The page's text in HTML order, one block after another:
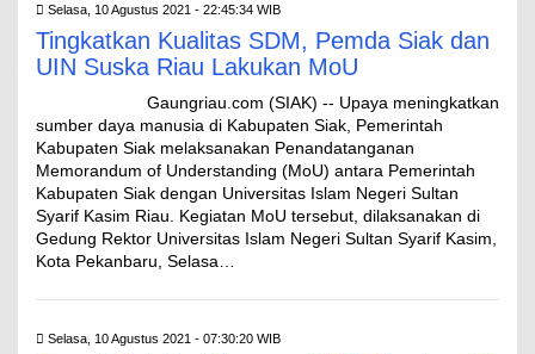
Selasa, 10 Agustus 2021 - 22:45:34 WIB
Tingkatkan Kualitas SDM, Pemda Siak dan
UIN Suska Riau Lakukan MoU
Gaungriau.com (SIAK) -- Upaya meningkatkan
sumber daya manusia di Kabupaten Siak, Pemerintah
Kabupaten Siak melaksanakan Penandatanganan
Memorandum of Understanding (MoU) antara Pemerintah
Kabupaten Siak dengan Universitas Islam Negeri Sultan
Syarif Kasim Riau. Kegiatan MoU tersebut, dilaksanakan di
Gedung Rektor Universitas Islam Negeri Sultan Syarif Kasim,
Kota Pekanbaru, Selasa…
Selasa, 10 Agustus 2021 - 07:30:20 WIB